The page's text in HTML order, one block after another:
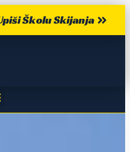
Školu Skijanja